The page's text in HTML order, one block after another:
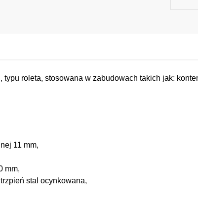
roleta, stosowana w zabudowach takich jak:
11 mm,
mm,
stal ocynkowana,